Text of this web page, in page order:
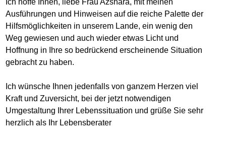
Ich hoffe Ihnen, liebe Frau Azshara, mit meinen
Ausführungen und Hinweisen auf die reiche Palette der
Hilfsmöglichkeiten in unserem Lande, ein wenig den
Weg gewiesen und auch wieder etwas Licht und
Hoffnung in Ihre so bedrückend erscheinende Situation
gebracht zu haben.
Ich wünsche Ihnen jedenfalls von ganzem Herzen viel
Kraft und Zuversicht, bei der jetzt notwendigen
Umgestaltung Ihrer Lebenssituation und grüße Sie sehr
herzlich als Ihr Lebensberater